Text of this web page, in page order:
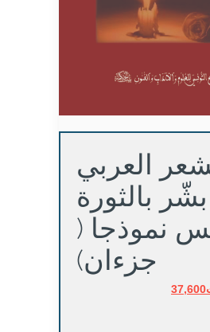
العربي
بالثورة
نموذجا (
جزءان)
37,600السعر